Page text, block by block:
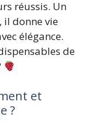
réussis. Un
il donne vie
élégance.
de
et
?